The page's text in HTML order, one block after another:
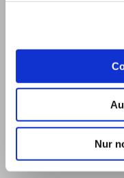
Nur
Impressum